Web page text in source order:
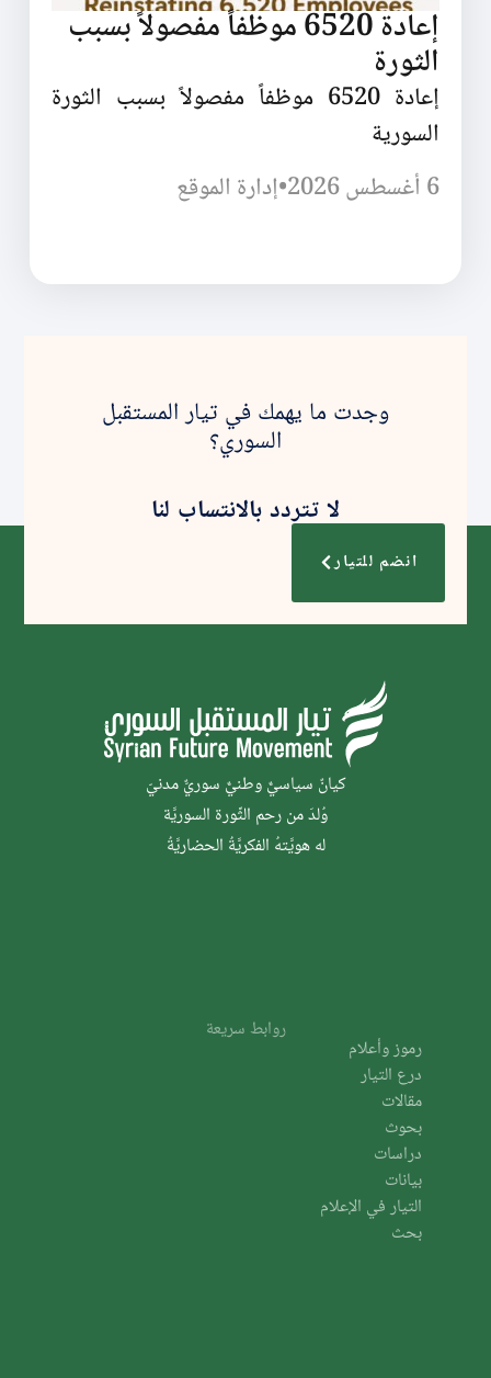
إعادة 6520 موظفاً مفصولاً بسبب
الثورة
إعادة 6520 موظفاً مفصولاً بسبب الثورة
السورية
6 أغسطس 2026
•إدارة الموقع
وجدت ما يهمك في تيار المستقبل
السوري؟
لا تتردد بالانتساب لنا
انضم للتيار
كيانٌ سياسيٌّ وطنيٌّ سوريٌّ مدنيّ
وُلدَ من رحم الثَّورة السوريَّة
له هويَّتهُ الفكريَّةُ الحضاريَّةُ
روابط سريعة
رموز وأعلام
درع التيار
مقالات
بحوث
دراسات
بيانات
التيار في الإعلام
بحث